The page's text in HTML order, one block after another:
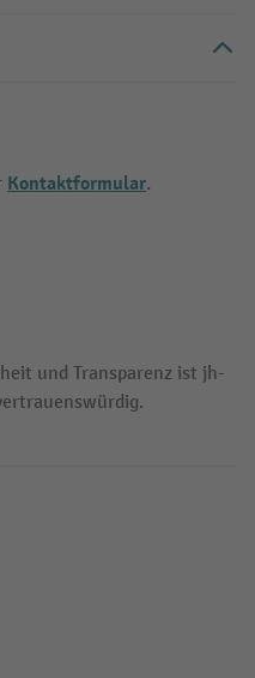
Kontaktformular.
und Transparenz ist jh-